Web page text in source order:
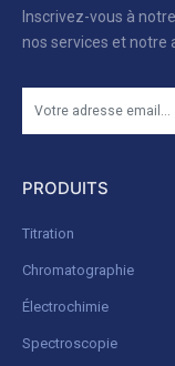
Inscrivez-vous à
nos services et notre
PRODUITS
Titration
Chromatographie
Électrochimie
Spectroscopie